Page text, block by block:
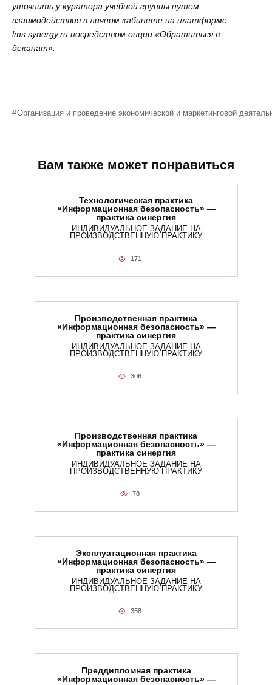
уточнить у куратора учебной группы путем
взаимодействия в личном кабинете на платформе
lms synergy.ru посредством опции «Обратиться в
деканат».
Организация и проведение экономической и маркетинговой
Вам также может понравиться
Технологическая практика
«Информационная безопасность» —
практика синергия
ИНДИВИДУАЛЬНОЕ ЗАДАНИЕ НА
ПРОИЗВОДСТВЕННУЮ ПРАКТИКУ
171
Производственная практика
«Информационная безопасность» —
практика синергия
ИНДИВИДУАЛЬНОЕ ЗАДАНИЕ НА
ПРОИЗВОДСТВЕННУЮ ПРАКТИКУ
306
Производственная практика
«Информационная безопасность» —
практика синергия
ИНДИВИДУАЛЬНОЕ ЗАДАНИЕ НА
ПРОИЗВОДСТВЕННУЮ ПРАКТИКУ
78
Эксплуатационная практика
«Информационная безопасность» —
практика синергия
ИНДИВИДУАЛЬНОЕ ЗАДАНИЕ НА
ПРОИЗВОДСТВЕННУЮ ПРАКТИКУ
358
Преддипломная практика
«Информационная безопасность» —